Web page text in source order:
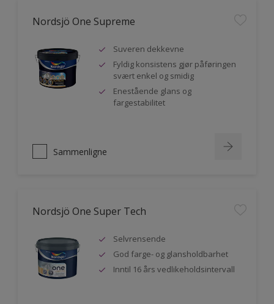
Nordsjö One Supreme
Suveren dekkevne
Fyldig konsistens gjør påføringen
svært enkel og smidig
Enestående glans og
fargestabilitet
Sammenligne
Nordsjö One Super Tech
Selvrensende
God farge- og glansholdbarhet
Inntil 16 års vedlikeholdsintervall